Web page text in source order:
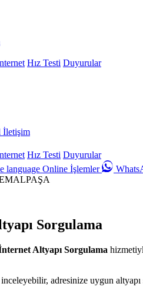
Hız Testi Duyurular
İletişim
Hız Testi Duyurular
language Online İşlemler
Sorgulama
Altyapı Sorgulama
adresinize uygun